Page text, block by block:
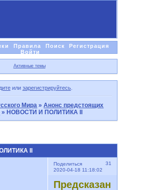
Правила Поиск
Регистрация
Войти
Активные темы
или зарегистрируйтесь.
Мира »Анонс предстоящих
»НОВОСТИ И ПОЛИТИКА II
II
Поделиться
31
2020-04-18 11:18:02
Предсказания